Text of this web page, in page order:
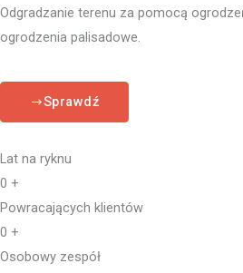
Odgradzanie terenu za pomocą
ogrodzenia palisadowe.
Sprawdź
Lat na ryknu
0 +
Powracających klientów
0 +
Osobowy zespół